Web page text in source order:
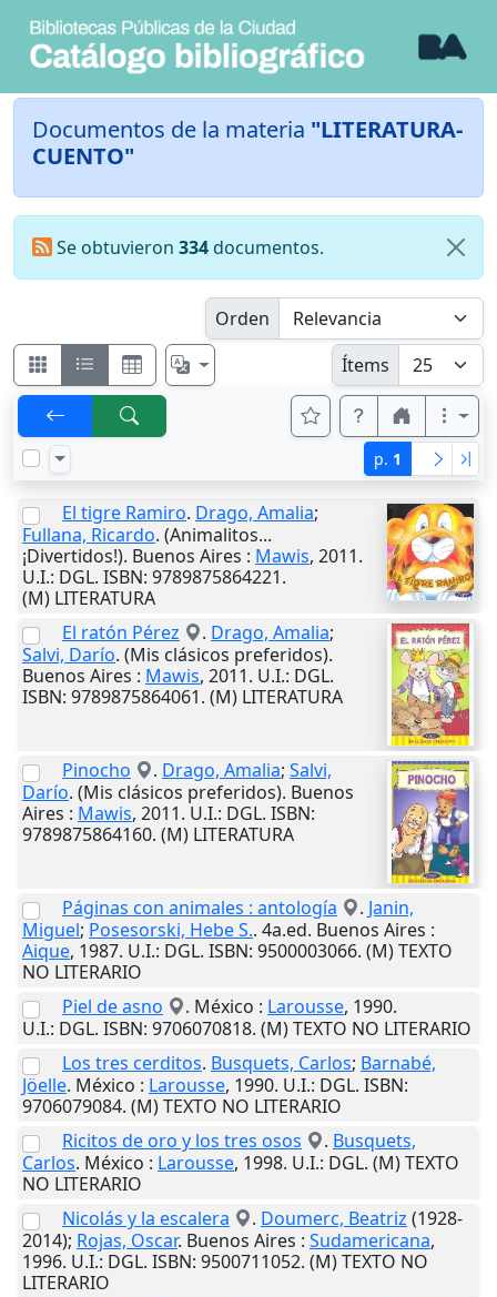
Documentos de la materia "LITERATURA-
CUENTO"
Se obtuvieron 334documentos.
Orden
Ítems
p. 1
El tigre Ramiro. Drago, Amalia;
Fullana, Ricardo. (Animalitos...
¡Divertidos!). Buenos Aires : Mawis, 2011.
U.I.: DGL. ISBN: 9789875864221.
(M) LITERATURA
El ratón Pérez
. Drago, Amalia;
Salvi, Darío. (Mis clásicos preferidos).
Buenos Aires : Mawis, 2011. U.I.: DGL.
ISBN: 9789875864061. (M) LITERATURA
Pinocho . Drago, Amalia; Salvi,
Darío. (Mis clásicos preferidos). Buenos
Aires : Mawis, 2011. U.I.: DGL. ISBN:
9789875864160. (M) LITERATURA
Páginas con animales : antología . Janin,
Miguel; Posesorski, Hebe S.. 4a.ed. Buenos Aires :
Aique, 1987. U.I.: DGL. ISBN: 9500003066. (M) TEXTO
NO LITERARIO
Piel de asno
. México : Larousse, 1990.
U.I.: DGL. ISBN: 9706070818. (M) TEXTO NO LITERARIO
Los tres cerditos. Busquets, Carlos; Barnabé,
Jöelle. México : Larousse, 1990. U.I.: DGL. ISBN:
9706079084. (M) TEXTO NO LITERARIO
Ricitos de oro y los tres osos
. Busquets,
Carlos. México : Larousse, 1998. U.I.: DGL. (M) TEXTO
NO LITERARIO
Nicolás y la escalera
. Doumerc, Beatriz (1928-
2014); Rojas, Oscar. Buenos Aires : Sudamericana,
1996. U.I.: DGL. ISBN: 9500711052. (M) TEXTO NO
LITERARIO